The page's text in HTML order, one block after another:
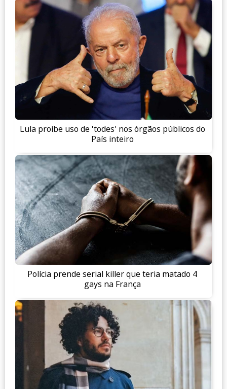
Lula proíbe uso de 'todes' nos órgãos públicos do
País inteiro
Polícia prende serial killer que teria matado 4
gays na França